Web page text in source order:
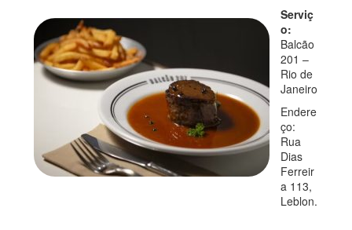
Serviç
o:
Balcão
201 –
Rio de
Janeiro
Endere
ço:
Rua
Dias
Ferreir
a 113,
Leblon.